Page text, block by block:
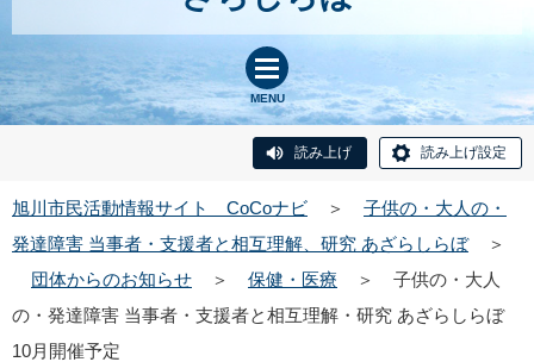
MENU
読み上げ 読み上げ設定
旭川市民活動情報サイト CoCoナビ ＞
子供の・大人の・
発達障害 当事者・支援者と相互理解、研究 あざらしらぼ
＞
団体からのお知らせ
＞ 保健・医療 ＞
子供の・大人
の・発達障害 当事者・支援者と相互理解・研究 あざらしらぼ
10月開催予定